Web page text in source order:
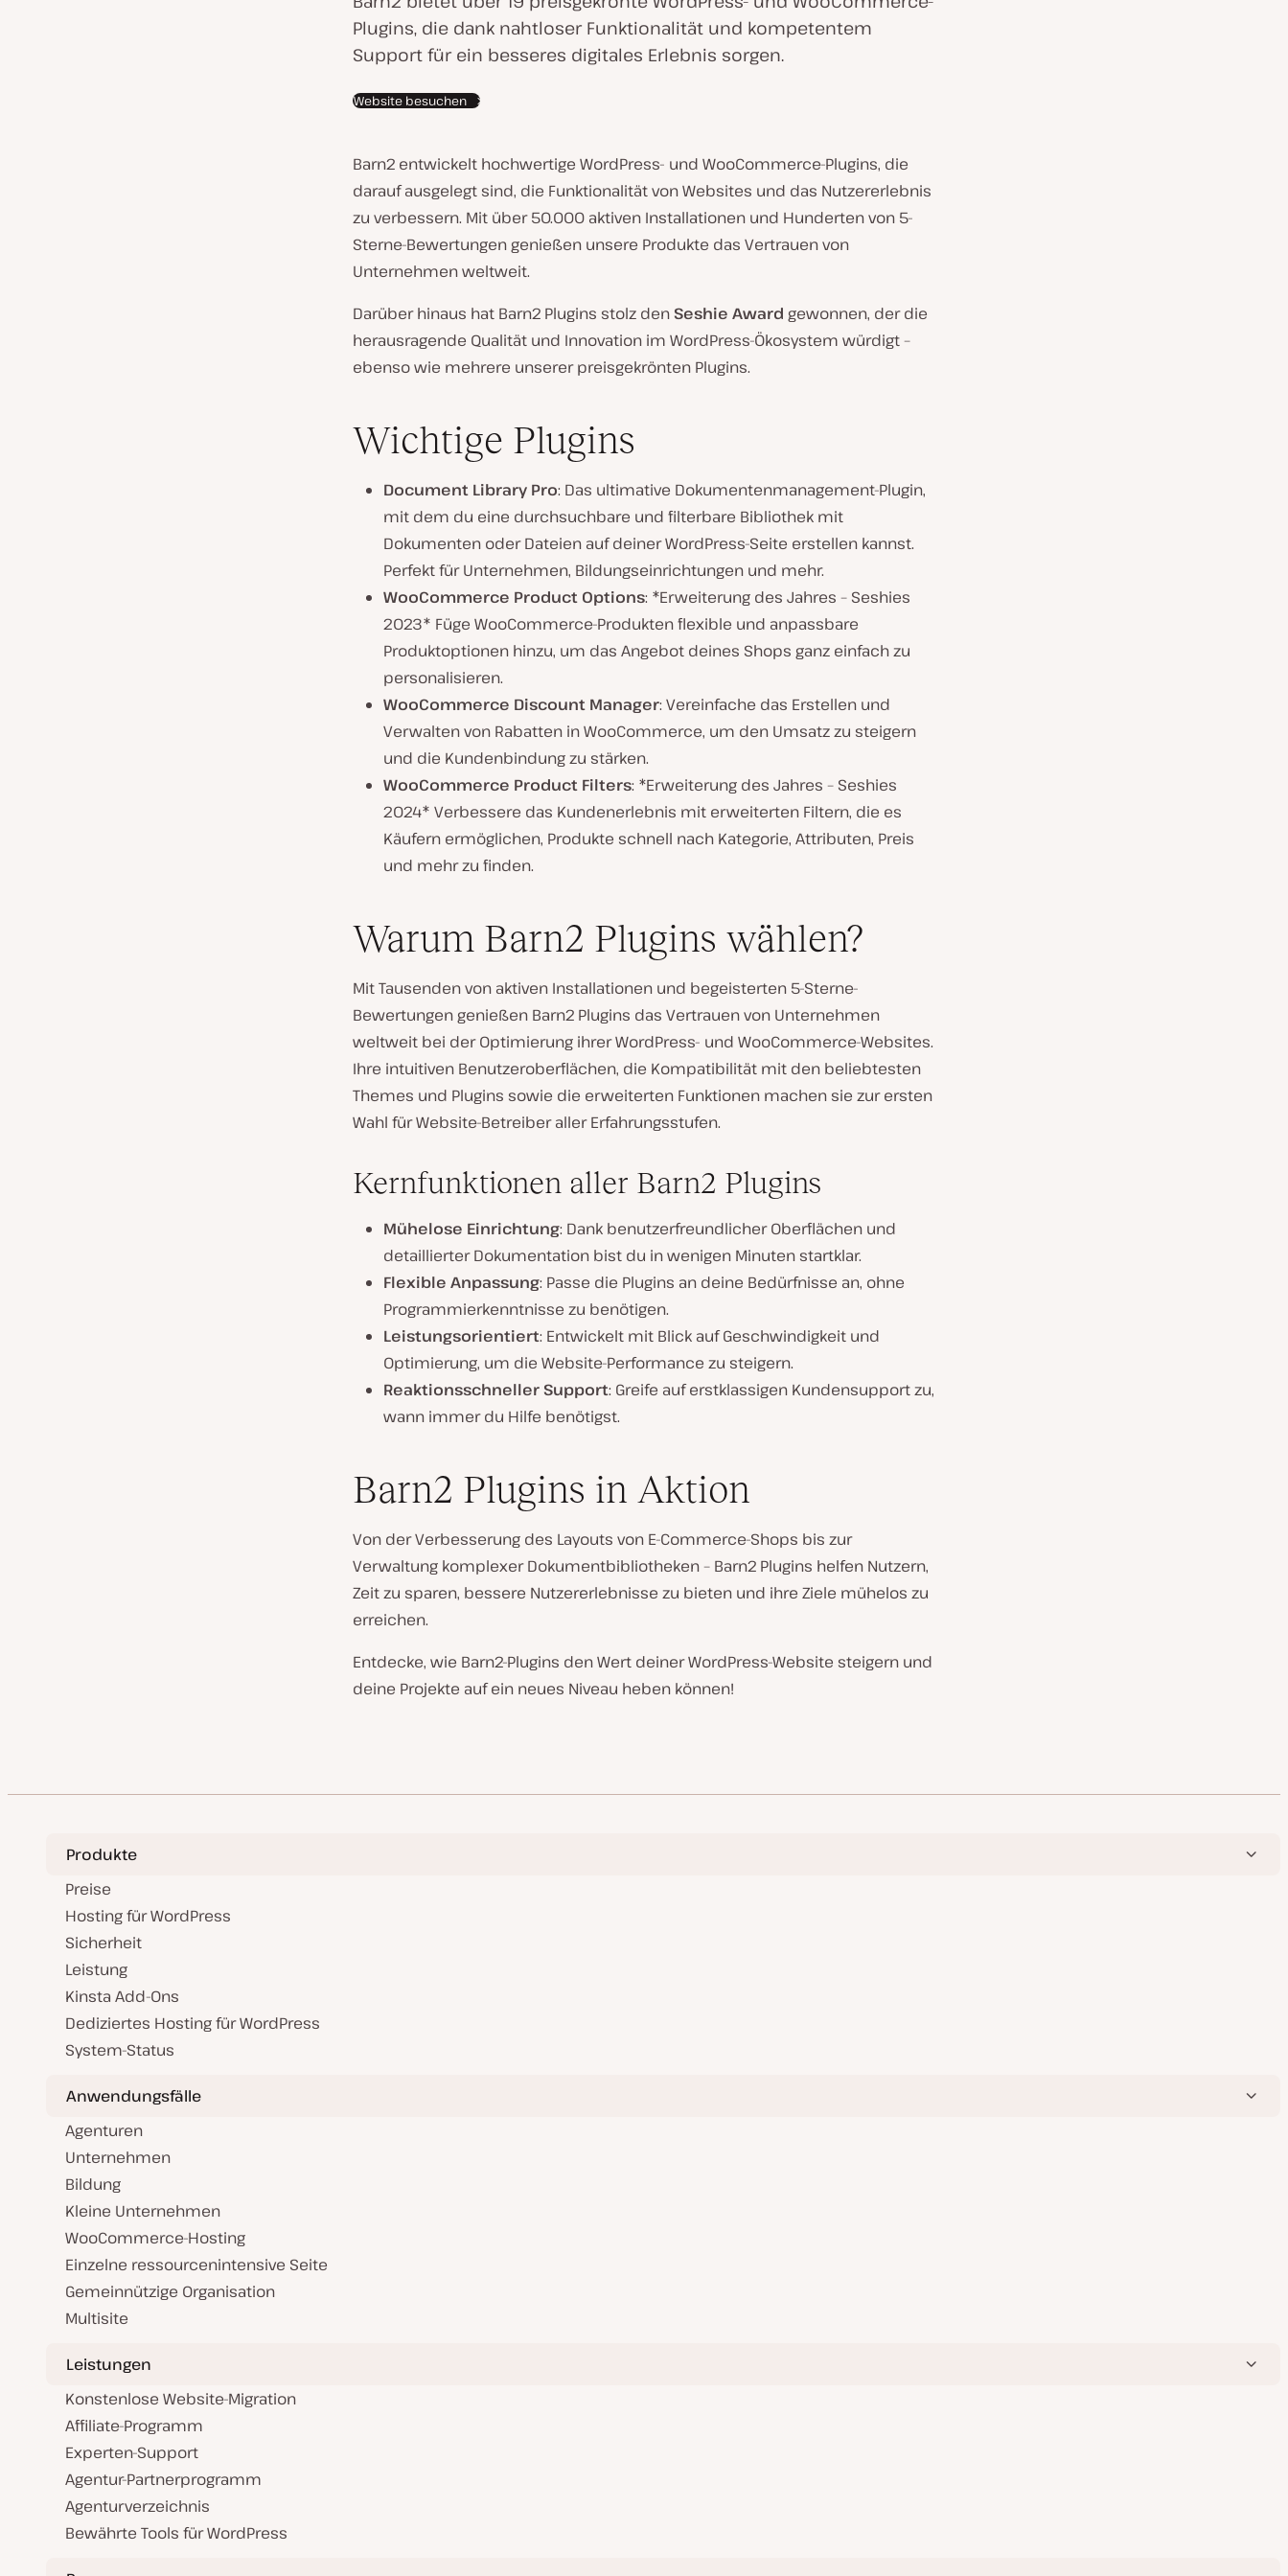
n
d
e
K
u
n
d
e
:
Plugins, die dank nahtloser Funktionalität und kompetentem
Support für ein besseres digitales Erlebnis sorgen.
Website besuchen
Barn2 entwickelt hochwertige WordPress- und WooCommerce-Plugins, die
darauf ausgelegt sind, die Funktionalität von Websites und das Nutzererlebnis
zu verbessern. Mit über 50.000 aktiven Installationen und Hunderten von 5-
Sterne-Bewertungen genießen unsere Produkte das Vertrauen von
Unternehmen weltweit.
Darüber hinaus hat Barn2 Plugins stolz den Seshie Award gewonnen, der die
herausragende Qualität und Innovation im WordPress-Ökosystem würdigt –
ebenso wie mehrere unserer preisgekrönten Plugins.
Wichtige Plugins
Document Library Pro: Das ultimative Dokumentenmanagement-Plugin,
mit dem du eine durchsuchbare und filterbare Bibliothek mit
Dokumenten oder Dateien auf deiner WordPress-Seite erstellen kannst.
Perfekt für Unternehmen, Bildungseinrichtungen und mehr.
WooCommerce Product Options: *Erweiterung des Jahres – Seshies
2023* Füge WooCommerce-Produkten flexible und anpassbare
Produktoptionen hinzu, um das Angebot deines Shops ganz einfach zu
personalisieren.
WooCommerce Discount Manager: Vereinfache das Erstellen und
Verwalten von Rabatten in WooCommerce, um den Umsatz zu steigern
und die Kundenbindung zu stärken.
WooCommerce Product Filters: *Erweiterung des Jahres – Seshies
2024* Verbessere das Kundenerlebnis mit erweiterten Filtern, die es
Käufern ermöglichen, Produkte schnell nach Kategorie, Attributen, Preis
und mehr zu finden.
Warum Barn2 Plugins wählen?
Mit Tausenden von aktiven Installationen und begeisterten 5-Sterne-
Bewertungen genießen Barn2 Plugins das Vertrauen von Unternehmen
weltweit bei der Optimierung ihrer WordPress- und WooCommerce-Websites.
Ihre intuitiven Benutzeroberflächen, die Kompatibilität mit den beliebtesten
Themes und Plugins sowie die erweiterten Funktionen machen sie zur ersten
Wahl für Website-Betreiber aller Erfahrungsstufen.
Kernfunktionen aller Barn2 Plugins
Mühelose Einrichtung: Dank benutzerfreundlicher Oberflächen und
detaillierter Dokumentation bist du in wenigen Minuten startklar.
Flexible Anpassung: Passe die Plugins an deine Bedürfnisse an, ohne
Programmierkenntnisse zu benötigen.
Leistungsorientiert: Entwickelt mit Blick auf Geschwindigkeit und
Optimierung, um die Website-Performance zu steigern.
Reaktionsschneller Support: Greife auf erstklassigen Kundensupport zu,
wann immer du Hilfe benötigst.
Barn2 Plugins in Aktion
Von der Verbesserung des Layouts von E-Commerce-Shops bis zur
Verwaltung komplexer Dokumentbibliotheken – Barn2 Plugins helfen Nutzern,
Zeit zu sparen, bessere Nutzererlebnisse zu bieten und ihre Ziele mühelos zu
erreichen.
Entdecke, wie Barn2-Plugins den Wert deiner WordPress-Website steigern und
deine Projekte auf ein neues Niveau heben können!
Produkte
Preise
Hosting für WordPress
Sicherheit
Leistung
Kinsta Add-Ons
Dediziertes Hosting für WordPress
System-Status
Anwendungsfälle
Agenturen
Unternehmen
Bildung
Kleine Unternehmen
WooCommerce-Hosting
Einzelne ressourcenintensive Seite
Gemeinnützige Organisation
Multisite
Leistungen
Konstenlose Website-Migration
Affiliate-Programm
Experten-Support
Agentur-Partnerprogramm
Agenturverzeichnis
Bewährte Tools für WordPress